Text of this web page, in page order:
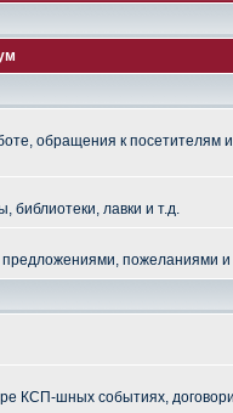
обращения к посетителям
библиотеки, лавки и т.д.
пожеланиями и
КСП-шных событиях,